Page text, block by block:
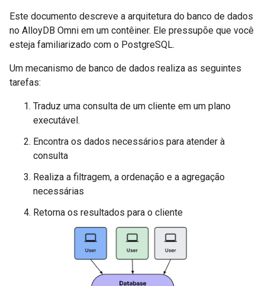
Este documento descreve a arquitetura do banco de dados
no AlloyDB Omni em um contêiner. Ele pressupõe que você
esteja familiarizado com o PostgreSQL.
Um mecanismo de banco de dados realiza as seguintes
tarefas:
Traduz uma consulta de um cliente em um plano
executável.
Encontra os dados necessários para atender à
consulta
Realiza a filtragem, a ordenação e a agregação
necessárias
Retorna os resultados para o cliente